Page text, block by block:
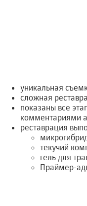
уникальная
сложная
показаны все
комментариями
реставрация
текучий
гель для
Праймер-